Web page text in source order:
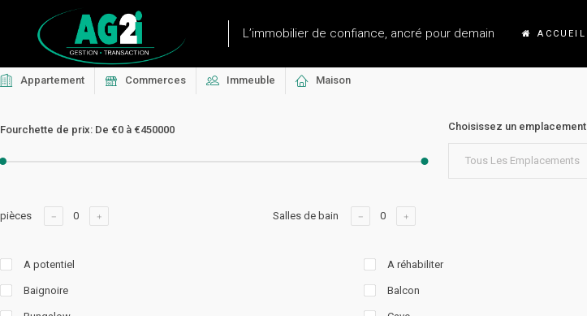
L’immobilier de confiance, ancré pour demain ACCUEIL
Appartement Commerces Immeuble Maison
Fourchette de prix: De €0 à €450000 Choisissez un emplacement
Tous Les Emplacements
pièces Salles de bain
A potentiel A réhabiliter
Baignoire Balcon